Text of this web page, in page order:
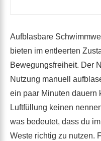
Aufblasbare
bieten im entleerten
Bewegungsfreiheit. Der
Nutzung manuell
ein paar Minuten dauern
Luftfüllung keinen
was bedeutet, dass du
Weste richtig zu nutzen.